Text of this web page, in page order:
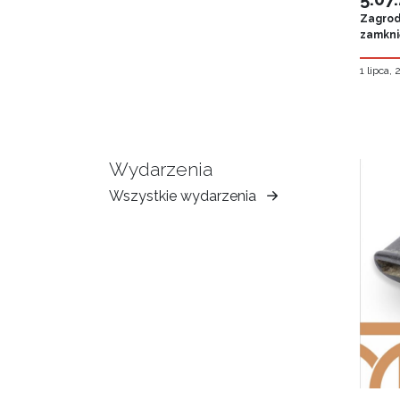
1 lipca,
Wydarzenia
Wszystkie wydarzenia
Muzeum